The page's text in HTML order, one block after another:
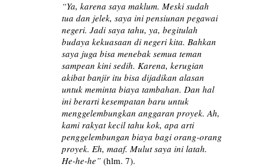
“Ya, karena saya maklum. Meski sudah
tua dan jelek, saya ini pensiunan pegawai
negeri. Jadi saya tahu, ya, begitulah
budaya kekuasaan di negeri kita. Bahkan
saya juga bisa menebak semua teman
sampean kini sedih. Karena, kerugian
akibat banjir itu bisa dijadikan alasan
untuk meminta biaya tambahan. Dan hal
ini berarti kesempatan baru untuk
menggelembungkan anggaran proyek. Ah,
kami rakyat kecil tahu kok, apa arti
penggelembungan biaya bagi orang-orang
proyek. Eh, maaf. Mulut saya ini latah.
He-he-he” (hlm. 7).